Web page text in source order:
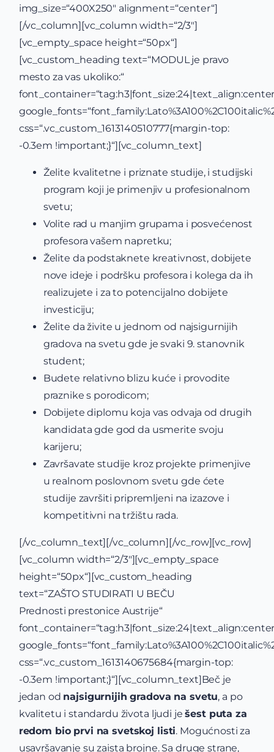
img_size=“400X250″ alignment=“center“]
[/vc_column][vc_column width=“2/3″]
[vc_empty_space height=“50px“]
[vc_custom_heading text=“MODUL je pravo
mesto za vas ukoliko:“
css=“.vc_custom_1613140510777{margin-top:
-0.3em !important;}“][vc_column_text]
Želite kvalitetne i priznate studije, i studijski
program koji je primenjiv u profesionalnom
svetu;
Volite rad u manjim grupama i posvećenost
profesora vašem napretku;
Želite da podstaknete kreativnost, dobijete
nove ideje i podršku profesora i kolega da ih
realizujete i za to potencijalno dobijete
investiciju;
Želite da živite u jednom od najsigurnijih
gradova na svetu gde je svaki 9. stanovnik
student;
Budete relativno blizu kuće i provodite
praznike s porodicom;
Dobijete diplomu koja vas odvaja od drugih
kandidata gde god da usmerite svoju
karijeru;
Završavate studije kroz projekte primenjive
u realnom poslovnom svetu gde ćete
studije završiti pripremljeni na izazove i
kompetitivni na tržištu rada.
[/vc_column_text][/vc_column][/vc_row][vc_row]
[vc_column width=“2/3″][vc_empty_space
height=“50px“][vc_custom_heading
text=“ZAŠTO STUDIRATI U BEČU
Prednosti prestonice Austrije“
css=“.vc_custom_1613140675684{margin-top:
-0.3em !important;}“][vc_column_text]Beč je
jedan od najsigurnijih gradova na svetu, a po
kvalitetu i standardu života ljudi ješest puta za
redom bio prvi na svetskoj listi. Mogućnosti za
usavršavanje su zaista brojne. Sa druge strane,